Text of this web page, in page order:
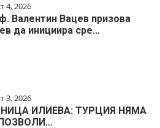
4, 2026
Валентин Вацев призова
да инициира сре…
3, 2026
ИЛИЕВА: ТУРЦИЯ НЯМА